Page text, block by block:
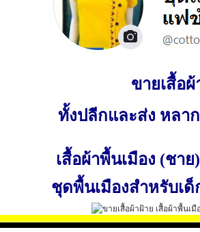
ขายเสื้อผ้
ทั้งปลีกและส่ง หลา
เสื้อผ้าพื้นเมือง (ชาย)
ชุดพื้นเมืองสำหรับเด็